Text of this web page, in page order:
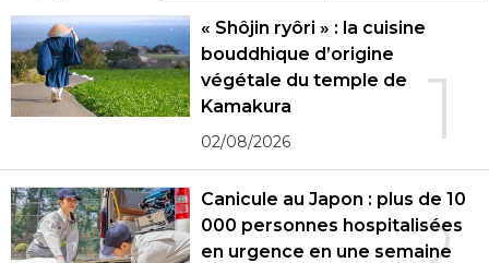
1
« Shôjin ryôri » : la cuisine
bouddhique d’origine
végétale du temple de
Kamakura
02/08/2026
Canicule au Japon : plus de 10
000 personnes hospitalisées
en urgence en une semaine